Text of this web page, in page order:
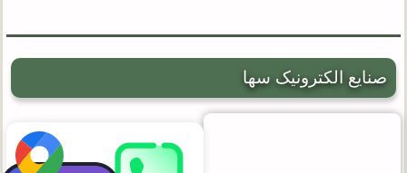
صنایع الکترونیک سها